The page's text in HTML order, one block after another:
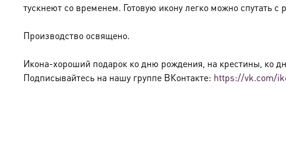
тускнеют со временем. Готовую икону легко можно спутать с
Производство освящено.
Икона-хороший подарок ко дню рождения, на крестины, ко
Подписывайтесь на нашу группе ВКонтакте: https://vk.com/